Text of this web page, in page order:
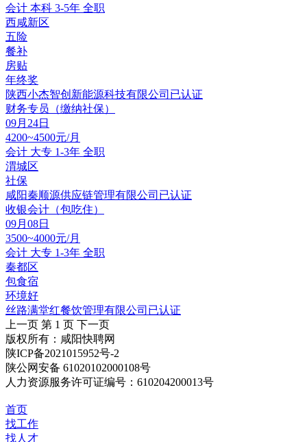
会计 本科 3-5年 全职
西咸新区
五险
餐补
房贴
年终奖
陕西小杰智创新能源科技有限公司 已认证
财务专员（缴纳社保）
09月24日
4200~4500元/月
会计 大专 1-3年 全职
渭城区
社保
咸阳秦顺源供应链管理有限公司 已认证
收银会计（包吃住）
09月08日
3500~4000元/月
会计 大专 1-3年 全职
秦都区
包食宿
环境好
丝路满堂红餐饮管理有限公司 已认证
上一页 第 1 页 下一页
版权所有：咸阳快聘网
陕ICP备2021015952号-2
陕公网安备 61020102000108号
人力资源服务许可证编号：610204200013号
首页
找工作
找人才